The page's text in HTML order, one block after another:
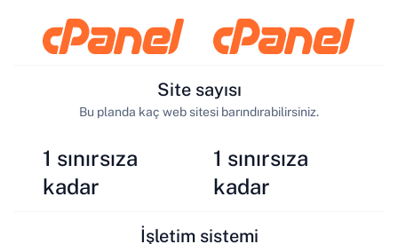
1 sınırsıza
kadar
Site sayısı
Bu planda kaç web sitesi barındırabilirsiniz.
1 sınırsıza
kadar
İşletim sistemi